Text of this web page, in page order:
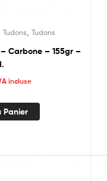
,Tudons ,Tudons
Carbone – 155gr –
incluse
Panier